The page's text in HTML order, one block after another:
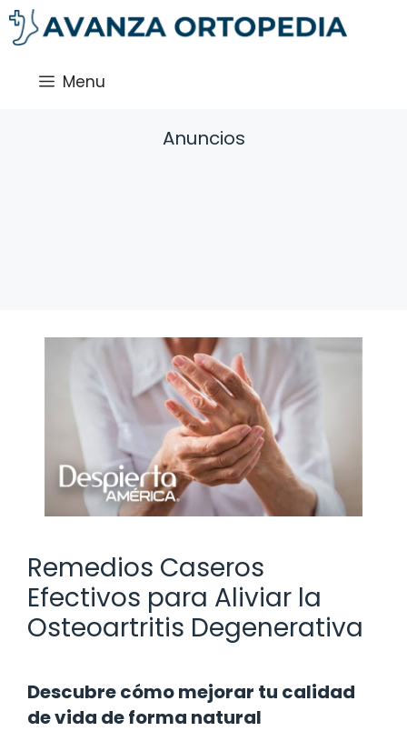
Saltar
al
Menu
Anuncios
Remedios Caseros
Efectivos para Aliviar la
Osteoartritis Degenerativa
Descubre cómo mejorar tu calidad
de vida de forma natural